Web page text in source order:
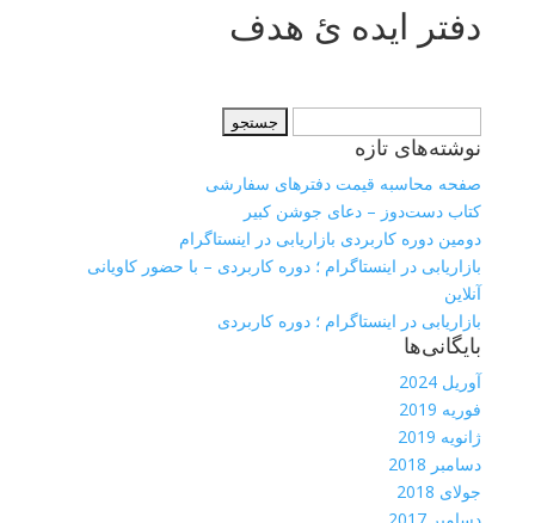
دفتر ایده ئ هدف
برای:
نوشته‌های تازه
صفحه محاسبه قیمت دفترهای سفارشی
کتاب دست‌دوز – دعای جوشن کبیر
دومین دوره کاربردی بازاریابی در اینستاگرام
بازاریابی در اینستاگرام ؛ دوره کاربردی – با حضور کاویانی
آنلاین
بازاریابی در اینستاگرام ؛ دوره کاربردی
بایگانی‌ها
آوریل 2024
فوریه 2019
ژانویه 2019
دسامبر 2018
جولای 2018